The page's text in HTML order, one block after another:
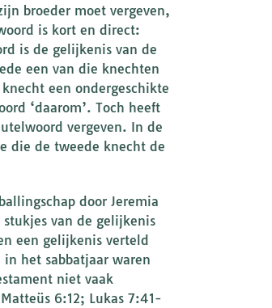
broeder moet vergeven,
is kort en direct:
is de gelijkenis van de
een van die knechten
een ondergeschikte
‘daarom’. Toch heeft
vergeven. In de
die de tweede knecht de
door Jeremia
van de gelijkenis
een gelijkenis verteld
het sabbatjaar waren
niet vaak
6:12; Lukas 7:41-